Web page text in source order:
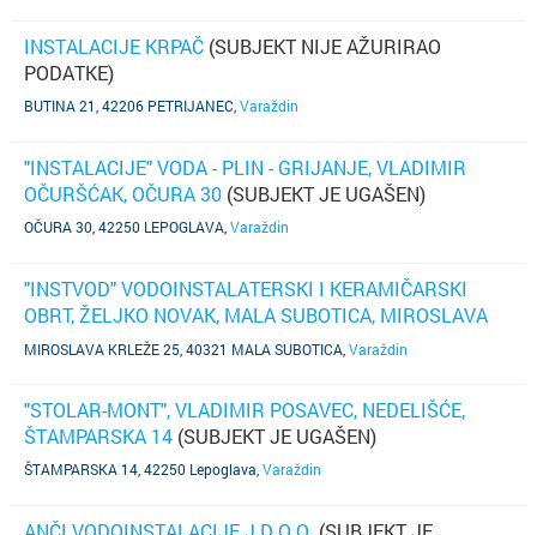
INSTALACIJE KRPAČ (SUBJEKT NIJE AŽURIRAO
PODATKE)
BUTINA 21, 42206 PETRIJANEC Varaždin
"INSTALACIJE" VODA - PLIN - GRIJANJE, VLADIMIR
OČURŠĆAK, OČURA 30 (SUBJEKT JE UGAŠEN)
OČURA 30, 42250 LEPOGLAVA Varaždin
"INSTVOD" VODOINSTALATERSKI I KERAMIČARSKI
OBRT, ŽELJKO NOVAK, MALA SUBOTICA, MIROSLAVA
KRLEŽE 25(SUBJEKT JE UGAŠEN)
MIROSLAVA KRLEŽE 25, 40321 MALA SUBOTICA Varaždin
"STOLAR-MONT", VLADIMIR POSAVEC, NEDELIŠĆE,
ŠTAMPARSKA 14 (SUBJEKT JE UGAŠEN)
ŠTAMPARSKA 14, 42250 Lepoglava Varaždin